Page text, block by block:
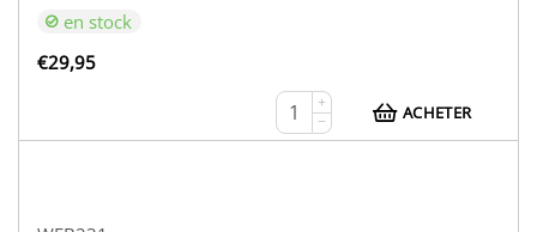
en stock
€29,95
+
−
ACHETER